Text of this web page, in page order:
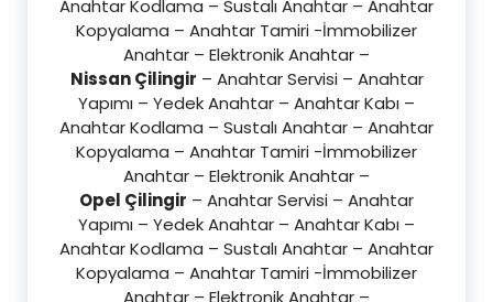
Anahtar Kodlama – Sustalı Anahtar – Anahtar
Kopyalama – Anahtar Tamiri -İmmobilizer
Anahtar – Elektronik Anahtar –
Nissan Çilingir – Anahtar Servisi – Anahtar
Yapımı – Yedek Anahtar – Anahtar Kabı –
Anahtar Kodlama – Sustalı Anahtar – Anahtar
Kopyalama – Anahtar Tamiri -İmmobilizer
Anahtar – Elektronik Anahtar –
Opel Çilingir – Anahtar Servisi – Anahtar
Yapımı – Yedek Anahtar – Anahtar Kabı –
Anahtar Kodlama – Sustalı Anahtar – Anahtar
Kopyalama – Anahtar Tamiri -İmmobilizer